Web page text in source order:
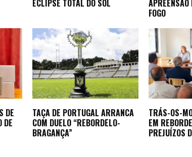
ECLIPSE TOTAL DO SOL
FOGO
DE
DE
TAÇA DE PORTUGAL ARRANCA
COM DUELO “REBORDELO-
BRAGANÇA”
TRÁS-OS-
EM
PREJUÍZOS